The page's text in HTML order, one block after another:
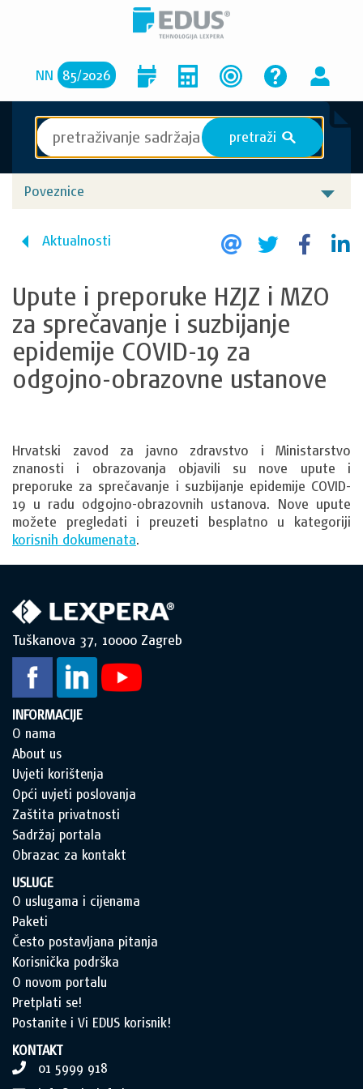
NN 85/2026
pretraži S
Poveznice
Aktualnosti
Upute i preporuke HZJZ i MZO
za sprečavanje i suzbijanje
epidemije COVID-19 za
odgojno-obrazovne ustanove
Hrvatski zavod za javno zdravstvo i Ministarstvo
znanosti i obrazovanja objavili su nove upute i
preporuke za sprečavanje i suzbijanje epidemije COVID-
19 u radu odgojno-obrazovnih ustanova. Nove upute
možete pregledati i preuzeti besplatno u kategoriji
korisnih dokumenata.
Tuškanova 37, 10000 Zagreb
INFORMACIJE
O nama
About us
Uvjeti korištenja
Opći uvjeti poslovanja
Zaštita privatnosti
Sadržaj portala
Obrazac za kontakt
USLUGE
O uslugama i cijenama
Paketi
Često postavljana pitanja
Korisnička podrška
O novom portalu
Pretplati se!
Postanite i Vi EDUS korisnik!
KONTAKT
01 5999 918